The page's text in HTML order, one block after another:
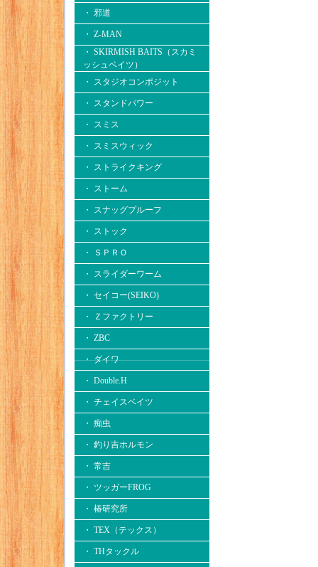
・ 邪道
・ Z-MAN
・ SKIRMISH BAITS（スカミ
ッシュベイツ）
・ スタジオコンポジット
・ スタンドパワー
・ スミス
・ スミスウィック
・ ストライクキング
・ ストーム
・ スナッグプルーフ
・ ストック
・ ＳＰＲＯ
・ スライダーワーム
・ セイコー(SEIKO)
・ Ｚファクトリー
・ ZBC
・ ダイワ
・ Double.H
・ チェイスベイツ
・ 痴虫
・ 釣り吉ホルモン
・ 常吉
・ ツッガーFROG
・ 椿研究所
・ TEX（テックス）
・ THタックル